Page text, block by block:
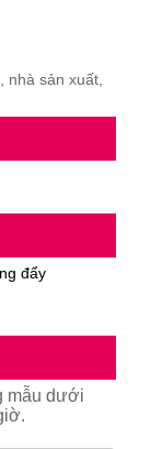
nhà sản xuất,
đẩy
mẫu dưới